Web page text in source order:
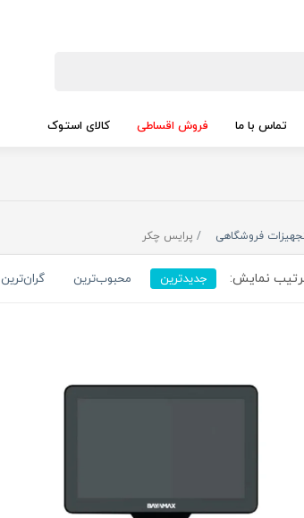
تماس با ما فروش اقساطی کالای استوک
فروشگاهی پرایس چکر
نمایش: جدیدترین محبوب‌ترین گران‌ترین